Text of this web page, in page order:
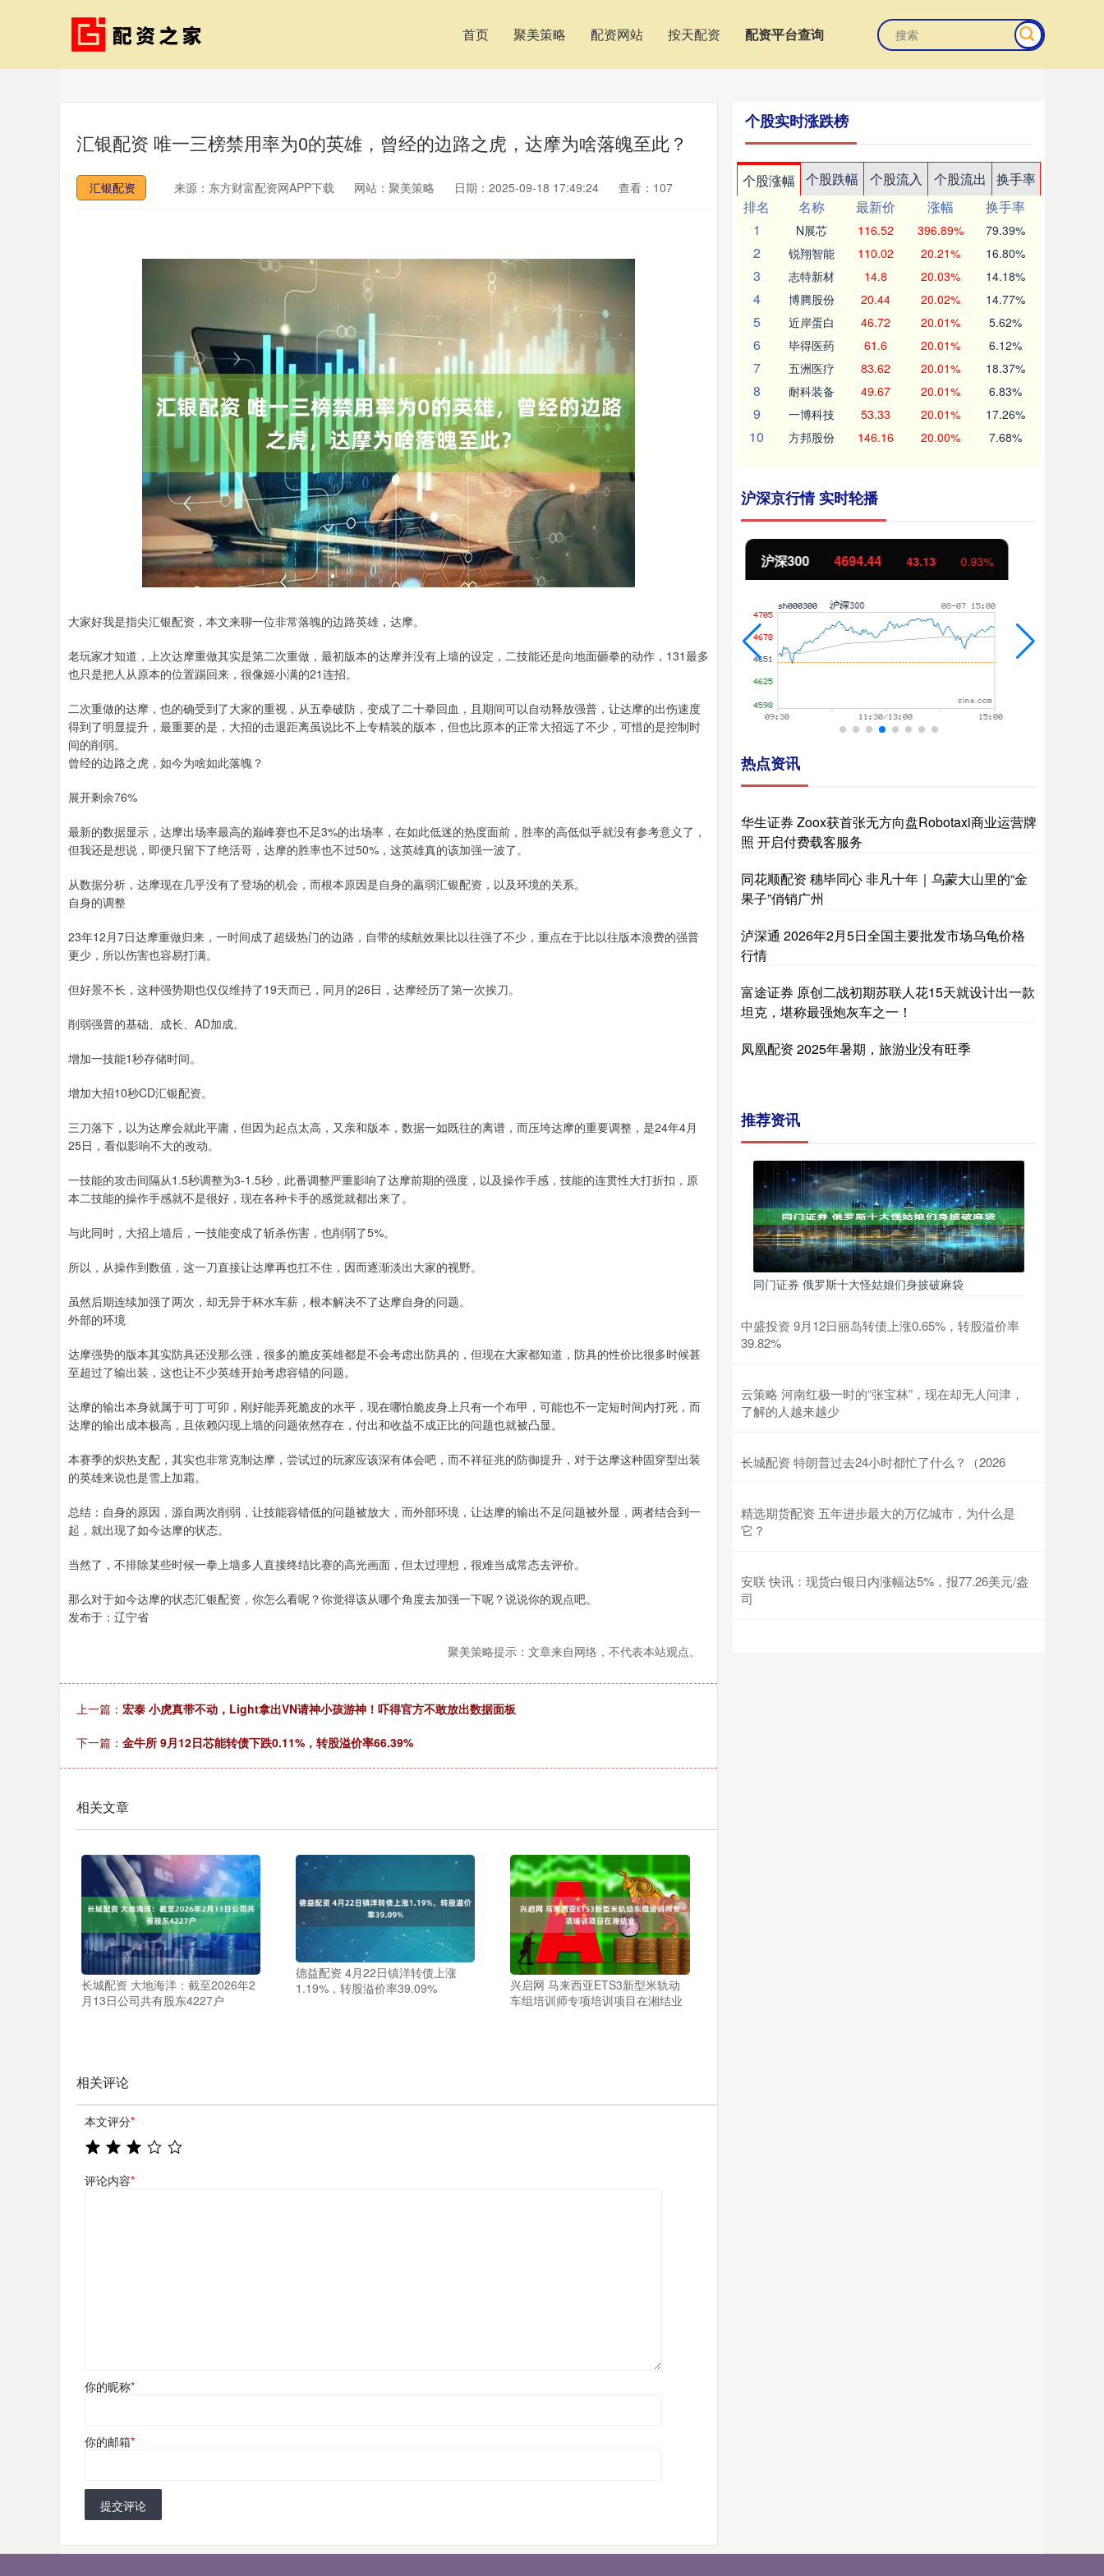
首页 聚美策略 配资网站 按天配资 配资平台查询
汇银配资 唯一三榜禁用率为0的英雄，曾经的边路之虎，达摩为啥落魄至此？
汇银配资 来源：东方财富配资网APP下载 网站：聚美策略 日期：2025-09-18 17:49:24 查看：107
大家好我是指尖汇银配资，本文来聊一位非常落魄的边路英雄，达摩。
老玩家才知道，上次达摩重做其实是第二次重做，最初版本的达摩并没有上墙的设定，二技能还是向地面砸拳的动作，131最多
也只是把人从原本的位置踢回来，很像姬小满的21连招。
二次重做的达摩，也的确受到了大家的重视，从五拳破防，变成了二十拳回血，且期间可以自动释放强普，让达摩的出伤速度
得到了明显提升，最重要的是，大招的击退距离虽说比不上专精装的版本，但也比原本的正常大招远了不少，可惜的是控制时
间的削弱。
曾经的边路之虎，如今为啥如此落魄？
展开剩余76%
最新的数据显示，达摩出场率最高的巅峰赛也不足3%的出场率，在如此低迷的热度面前，胜率的高低似乎就没有参考意义了，
但我还是想说，即便只留下了绝活哥，达摩的胜率也不过50%，这英雄真的该加强一波了。
从数据分析，达摩现在几乎没有了登场的机会，而根本原因是自身的羸弱汇银配资，以及环境的关系。
自身的调整
23年12月7日达摩重做归来，一时间成了超级热门的边路，自带的续航效果比以往强了不少，重点在于比以往版本浪费的强普
更少，所以伤害也容易打满。
但好景不长，这种强势期也仅仅维持了19天而已，同月的26日，达摩经历了第一次挨刀。
削弱强普的基础、成长、AD加成。
增加一技能1秒存储时间。
增加大招10秒CD汇银配资。
三刀落下，以为达摩会就此平庸，但因为起点太高，又亲和版本，数据一如既往的离谱，而压垮达摩的重要调整，是24年4月
25日，看似影响不大的改动。
一技能的攻击间隔从1.5秒调整为3-1.5秒，此番调整严重影响了达摩前期的强度，以及操作手感，技能的连贯性大打折扣，原
本二技能的操作手感就不是很好，现在各种卡手的感觉就都出来了。
与此同时，大招上墙后，一技能变成了斩杀伤害，也削弱了5%。
所以，从操作到数值，这一刀直接让达摩再也扛不住，因而逐渐淡出大家的视野。
虽然后期连续加强了两次，却无异于杯水车薪，根本解决不了达摩自身的问题。
外部的环境
达摩强势的版本其实防具还没那么强，很多的脆皮英雄都是不会考虑出防具的，但现在大家都知道，防具的性价比很多时候甚
至超过了输出装，这也让不少英雄开始考虑容错的问题。
达摩的输出本身就属于可丁可卯，刚好能弄死脆皮的水平，现在哪怕脆皮身上只有一个布甲，可能也不一定短时间内打死，而
达摩的输出成本极高，且依赖闪现上墙的问题依然存在，付出和收益不成正比的问题也就被凸显。
本赛季的炽热支配，其实也非常克制达摩，尝试过的玩家应该深有体会吧，而不祥征兆的防御提升，对于达摩这种固穿型出装
的英雄来说也是雪上加霜。
总结：自身的原因，源自两次削弱，让技能容错低的问题被放大，而外部环境，让达摩的输出不足问题被外显，两者结合到一
起，就出现了如今达摩的状态。
当然了，不排除某些时候一拳上墙多人直接终结比赛的高光画面，但太过理想，很难当成常态去评价。
那么对于如今达摩的状态汇银配资，你怎么看呢？你觉得该从哪个角度去加强一下呢？说说你的观点吧。
发布于：辽宁省
聚美策略提示：文章来自网络，不代表本站观点。
上一篇： 宏泰 小虎真带不动，Light拿出VN请神小孩游神！吓得官方不敢放出数据面板
下一篇： 金牛所 9月12日芯能转债下跌0.11%，转股溢价率66.39%
相关文章
长城配资 大地海洋：截至2026年2
月13日公司共有股东4227户
德益配资 4月22日镇洋转债上涨
1.19%，转股溢价率39.09%
兴启网 马来西亚ETS3新型米轨动
车组培训师专项培训项目在湘结业
相关评论
本文评分*
评论内容*
你的昵称*
你的邮箱*
提交评论
个股实时涨跌榜
个股涨幅 个股跌幅 个股流入 个股流出
换手率
排名
名称 最新价 涨幅
换手率
1
N展芯 116.52 396.89% 79.39%
2 锐翔智能 110.02 20.21% 16.80%
3 志特新材 14.8 20.03% 14.18%
4 博腾股份 20.44 20.02% 14.77%
5 近岸蛋白 46.72 20.01% 5.62%
6 毕得医药 61.6 20.01% 6.12%
7 五洲医疗 83.62 20.01% 18.37%
8 耐科装备 49.67 20.01% 6.83%
9 一博科技 53.33 20.01% 17.26%
10 方邦股份 146.16 20.00% 7.68%
沪深京行情 实时轮播
深证成指 14311.01 200.89 1.42% 沪深300 4694.44 北证50 1134.24 11.37 1.01%
热点资讯
华生证券 Zoox获首张无方向盘Robotaxi商业运营牌
照 开启付费载客服务
同花顺配资 穗毕同心 非凡十年｜乌蒙大山里的“金
果子”俏销广州
泸深通 2026年2月5日全国主要批发市场乌龟价格
行情
富途证券 原创二战初期苏联人花15天就设计出一款
坦克，堪称最强炮灰车之一！
凤凰配资 2025年暑期，旅游业没有旺季
推荐资讯
同门证券 俄罗斯十大怪姑娘们身披破麻袋
中盛投资 9月12日丽岛转债上涨0.65%，转股溢价率
39.82%
云策略 河南红极一时的“张宝林”，现在却无人问津，
了解的人越来越少
长城配资 特朗普过去24小时都忙了什么？（2026
精选期货配资 五年进步最大的万亿城市，为什么是
它？
安联 快讯：现货白银日内涨幅达5%，报77.26美元/盎
司